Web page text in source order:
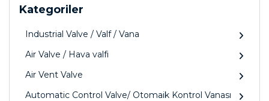
Kategoriler
Industrial Valve / Valf / Vana
Air Valve / Hava valfi
Air Vent Valve
Automatic Control Valve/ Otomaik Kontrol Vanası